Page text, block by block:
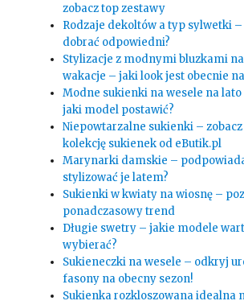
zobacz top zestawy
Rodzaje dekoltów a typ sylwetki
dobrać odpowiedni?
Stylizacje z modnymi bluzkami na
wakacje – jaki look jest obecnie
Modne sukienki na wesele na
jaki model postawić?
Niepowtarzalne sukienki – zobacz
kolekcję sukienek od eButik.pl
Marynarki damskie –
stylizować je latem?
Sukienki w kwiaty na wiosnę –
ponadczasowy trend
Długie swetry – jakie modele
wybierać?
Sukieneczki na wesele – odkryj
fasony na obecny sezon!
Sukienka rozkloszowana idealna